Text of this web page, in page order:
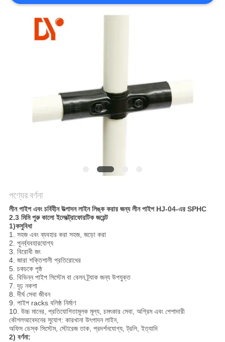
মামলা
উদ্ধৃতির
পণ্যের বর্ণনা
লীন পাইপ এবং চর্বিহীন উত্পাদন লাইন লিঙ্ক করার জন্য লীন পাইপ HJ-04-এর SPHC
2.3 মিমি পুরু কালো ইলেক্ট্রোফোরটিক জয়েন্ট
1)কসুবিধা
1. সহজ এবং ব্যবহার করা সহজ, জড়ো করা
2. পুনর্ব্যবহারযোগ্য
3. বিরোধী জং
4. জারা শক্তিশালী প্রতিরোধের
5. চকচকে পৃষ্ঠ
6. বিভিন্ন পাইপ সিস্টেম বা বেলন ট্র্যাক জন্য উপযুক্ত
7. দৃঢ় নকশা
8. দীর্ঘ সেবা জীবন
9. পাইপ racks বলিষ্ঠ নির্মাণ
10. উচ্চ মানের, প্রতিযোগিতামূলক মূল্য, চমৎকার সেবা, অগ্রিম এবং পেশাদারী
কৌশলআবেদনের সুযোগ: কারখানা উৎপাদন লাইন,
অফিস ডেস্ক সিস্টেম, স্টোরেজ তাক, প্রদর্শনযোগ্য, ট্রলি, ইত্যাদি
2) বর্ণনা: